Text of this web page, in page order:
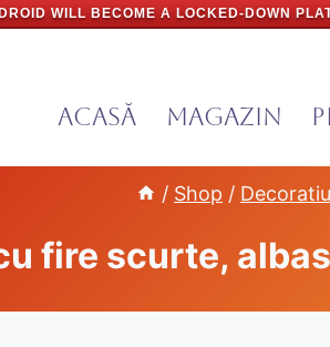
WILL BECOME A LOCKED-DOWN
Acasă Magazin
/ Shop /
fire scurte,